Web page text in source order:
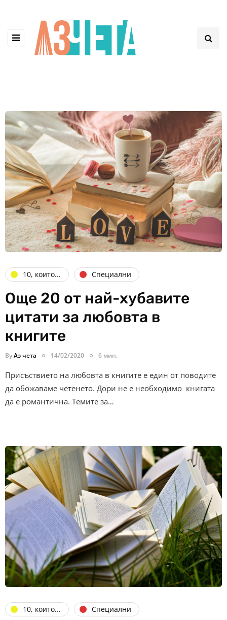
10, които... Специални
Още 20 от най-хубавите
цитати за любовта в
книгите
ByАз чета 14/02/2020 6 мин.
Присъствието на любовта в книгите е един от поводите
да обожаваме четенето. Дори не е необходимо книгата
да е романтична. Темите за…
10, които... Специални